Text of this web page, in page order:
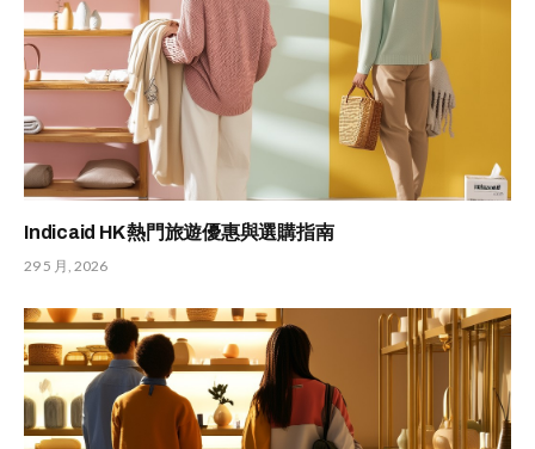
Indicaid HK 熱門旅遊優惠與選購指南
29 5 月, 2026